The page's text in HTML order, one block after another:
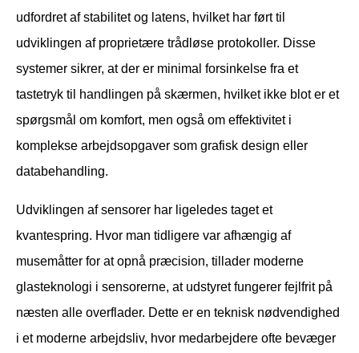
udfordret af stabilitet og latens, hvilket har ført til
udviklingen af proprietære trådløse protokoller. Disse
systemer sikrer, at der er minimal forsinkelse fra et
tastetryk til handlingen på skærmen, hvilket ikke blot er et
spørgsmål om komfort, men også om effektivitet i
komplekse arbejdsopgaver som grafisk design eller
databehandling.
Udviklingen af sensorer har ligeledes taget et
kvantespring. Hvor man tidligere var afhængig af
musemåtter for at opnå præcision, tillader moderne
glasteknologi i sensorerne, at udstyret fungerer fejlfrit på
næsten alle overflader. Dette er en teknisk nødvendighed
i et moderne arbejdsliv, hvor medarbejdere ofte bevæger